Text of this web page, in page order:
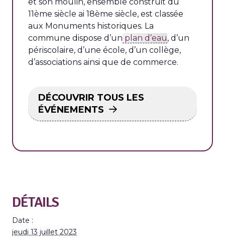
11ème siècle ai 18ème siècle, est classée
aux Monuments historiques. La
commune dispose d’un plan d’eau, d’un
périscolaire, d’une école, d’un collège,
d’associations ainsi que de commerce.
DÉCOUVRIR TOUS LES
ÉVÉNEMENTS
DÉTAILS
Date :
jeudi 13 juillet 2023